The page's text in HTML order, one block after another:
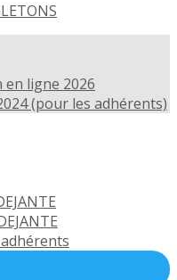
en ligne 2026
(pour les adhérents)